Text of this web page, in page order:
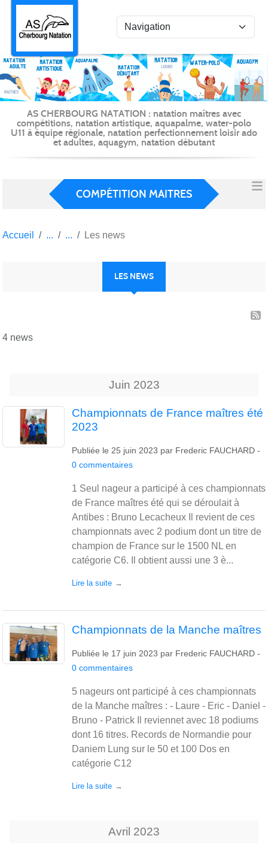
AS CHERBOURG NATATION : natation maîtres avec
compétitions, natation artistique, aquapalme, water-polo
U11 à équipe régionale, natation perfectionnement loisir ado
et adultes, aquagym, natation débutant
COMPÉTITION MAITRES
Accueil Les news
LES NEWS
4 news
Juin 2023
Championnats de France maîtres été
2023
Publiée le 25 juin 2023 par Frederic FAUCHARD -
0 commentaires
1 Seul nageur a participé à ces championnats
de France maîtres été qui se déroulait à
Antibes : Bruno Lecacheux Il revient de ces
championnats avec 2 podium dont un titre de
champion de France sur le 1500 NL en
catégorie C6. Il obtient aussi une 3 è...
Lire la suite
Championnats de la Manche maîtres
Publiée le 17 juin 2023 par Frederic FAUCHARD -
0 commentaires
5 nageurs ont participé à ces championnats
de la Manche maîtres : - Laure - Eric - Daniel -
Bruno - Patrick Il reviennet avec 18 podiums
dont 16 titres. Records de Normandie pour
Daniem Lung sur le 50 et 100 Dos en
catégorie C12
Lire la suite
Avril 2023
Panneau de gestion des cookies